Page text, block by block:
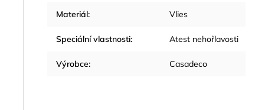
Materiál: Vlies
Speciální vlastnosti: Atest nehořlavosti
Výrobce: Casadeco